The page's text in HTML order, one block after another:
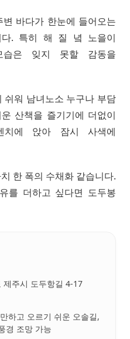
바다가 한눈에 들어오는
. 특히 해 질 녘 노을이
은 잊지 못할 감동을
쉬워 남녀노소 누구나 부담
산책을 즐기기에 더없이
치에 앉아 잠시 사색에
한 폭의 수채화 같습니다.
를 더하고 싶다면 도두봉
제주시 도두항길 4-17
하고 오르기 쉬운 오솔길,
경 조망 가능